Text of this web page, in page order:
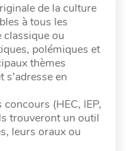
de la culture
à tous les
classique ou
polémiques et
thèmes
en
(HEC, IEP,
trouveront un outil
leurs oraux ou